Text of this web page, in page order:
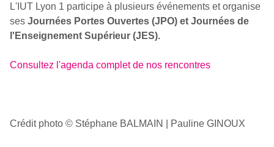
L'IUT Lyon 1 participe à plusieurs événements et organise
ses Journées Portes Ouvertes (JPO) et Journées de
l'Enseignement Supérieur (JES).
Consultez l'agenda complet de nos rencontres
Crédit photo © Stéphane BALMAIN | Pauline GINOUX